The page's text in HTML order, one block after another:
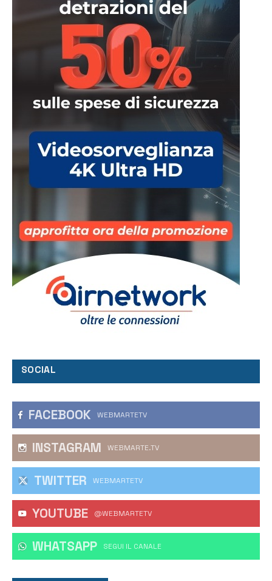
SOCIAL
FACEBOOK WEBMARTETV
INSTAGRAM WEBMARTE.TV
TWITTER WEBMARTETV
YOUTUBE @WEBMARTETV
WHATSAPP ‎SEGUI IL CANALE